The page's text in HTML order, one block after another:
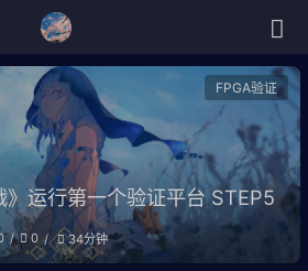
FPGA验证
运行第一个验证平台 STEP5
0 34分钟